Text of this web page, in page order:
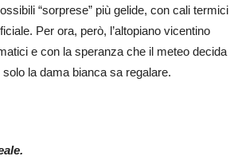
“sorprese” più gelide, con cali termici
Per ora, però, l’altopiano vicentino
e con la speranza che il meteo decida
la dama bianca sa regalare.